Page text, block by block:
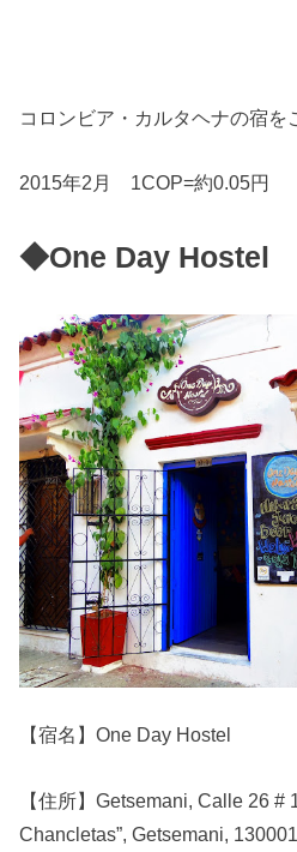
コロンビア・カルタヘナの宿を
2015年2月 1COP=約0.05円
◆One Day Hostel
【宿名】One Day Hostel
【住所】Getsemani, Calle 26
Chancletas”, Getsemani, 130001